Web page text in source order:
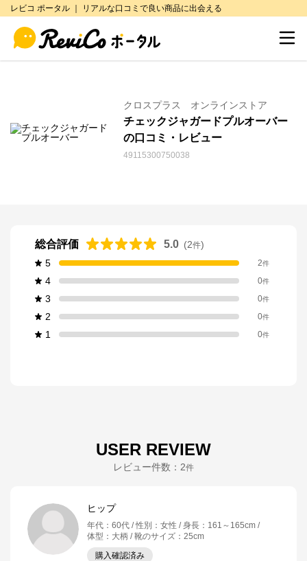
レビコ ポータル ｜ リアルな口コミで良い商品に出会える
クロスプラス オンラインストア
チェックジャガードプルオーバー
の口コミ・レビュー
49115300750038
総合評価 5.0 (2件)
5
2件
4 0件
3 0件
2 0件
1 0件
USER REVIEW
レビュー件数： 2件
ヒップ
年代 ： 60代 性別 ： 女性 身長 ： 161～165cm
体型 ： 大柄 靴のサイズ ： 25cm
購入確認済み